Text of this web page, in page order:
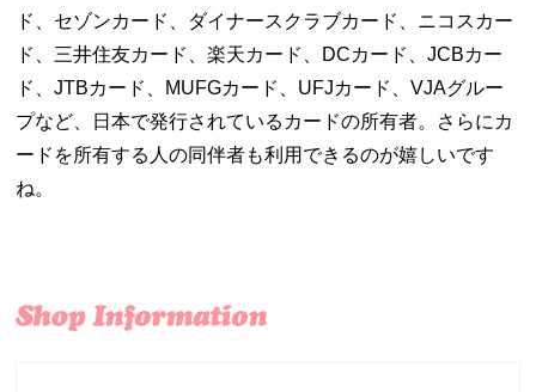
ド、セゾンカード、ダイナースクラブカード、ニコスカー
ド、三井住友カード、楽天カード、DCカード、JCBカー
ド、JTBカード、MUFGカード、UFJカード、VJAグルー
プなど、日本で発行されているカードの所有者。さらにカ
ードを所有する人の同伴者も利用できるのが嬉しいです
ね。